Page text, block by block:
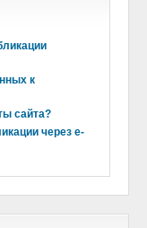
к
сайта?
через e-